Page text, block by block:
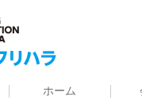
ホーム
kurihara1718/xn--
on null in /home/
/home/kurihara1718/xn--